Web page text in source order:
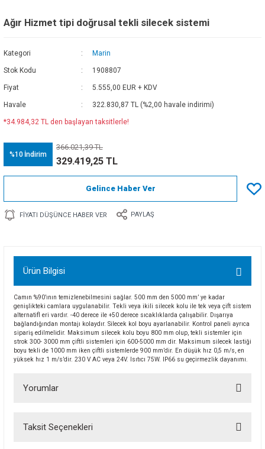
Ağır Hizmet tipi doğrusal tekli silecek sistemi
Kategori Marin
Stok Kodu 1908807
Fiyat 5.555,00 EUR + KDV
Havale 322.830,87 TL (%2,00 havale indirimi)
*34.984,32 TL den başlayan taksitlerle!
%10 İndirim
366.021,39 TL
329.419,25 TL
Gelince Haber Ver
FIYATI DÜŞÜNCE HABER VER PAYLAŞ
Ürün Bilgisi
Camın %90’ının temizlenebilmesini sağlar. 500 mm den 5000 mm’ ye kadar
genişlikteki camlara uygulanabilir. Tekli veya ikili silecek kolu ile tek veya çift sistem
alternatifl eri vardır. -40 derece ile +50 derece sıcaklıklarda çalışabilir. Dışarıya
bağlandığından montajı kolaydır. Silecek kol boyu ayarlanabilir. Kontrol paneli ayrıca
sipariş edilmelidir. Maksimum silecek kolu boyu 800 mm olup, tekli sistemler için
strok 300- 3000 mm çiftli sistemleri için 600-5000 mm dir. Maksimum silecek lastiği
boyu tekli de 1000 mm iken çiftli sistemlerde 900 mm’dir. En düşük hız 0,5 m/s, en
yüksek hız 1 m/s’dir. 230 V AC veya 24V. Isıtıcı 75W. IP66 su geçirmezlik dayanımı.
Yorumlar
Taksit Seçenekleri